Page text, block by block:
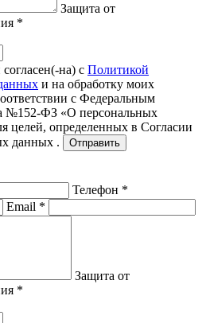
Защита от
*
на) с Политикой
и на обработку моих
с Федеральным
№152-ФЗ «О персональных
целей, определенных в Согласии
данных .
Отправить
Телефон *
Email *
Защита от
*